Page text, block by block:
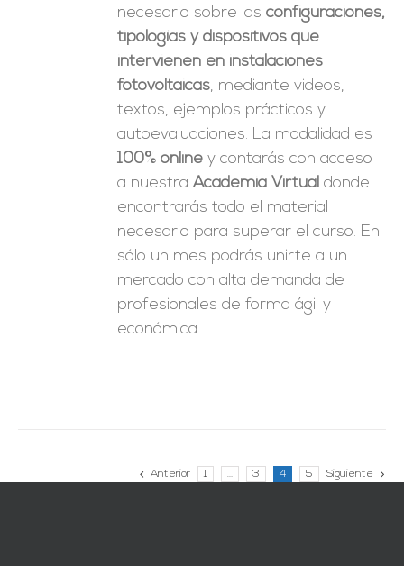
necesario sobre lasconfiguraciones,
tipologías y dispositivos que
intervienen en instalaciones
fotovoltaicas, mediante videos,
textos, ejemplos prácticos y
autoevaluaciones. La modalidad es
100% online y contarás con acceso
a nuestraAcademia Virtual donde
encontrarás todo el material
necesario para superar el curso. En
sólo un mes podrás unirte a un
mercado con alta demanda de
profesionales de forma ágil y
económica.
Anterior 1 … 3 4 5 Siguiente